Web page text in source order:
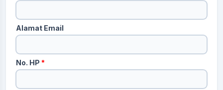
Alamat Email
No. HP *